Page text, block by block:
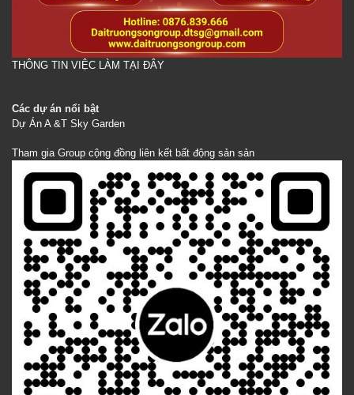
THÔNG TIN VIỆC LÀM TẠI ĐÂY
Các dự án nổi bật
Dự Án A &T Sky Garden
Tham gia Group cộng đồng liên kết bất động sản sản